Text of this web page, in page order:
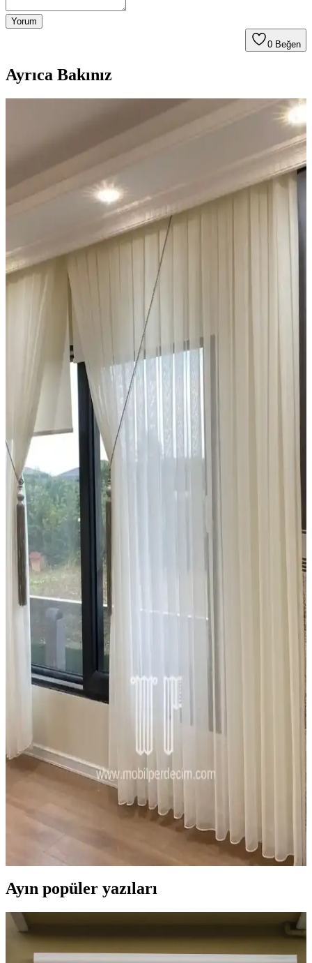
Yorum
0 Beğen
Ayrıca Bakınız
Ucuz Tül Seçenekleri ve Kullanım İpuçları Ev ve
Uygun fiyatlı tüller, çeşitli renk ve doku seçenekleriyle
dekorasyonda estetik ve fonksiyonel çözümler sunar. Kalite ve
bakım ipuçlarıyla uzun ömürlü kullanım sağlar.
İkea Desenli Rulo Perdeler: Estetik ve
Fonksiyonelliği Bir Arada Sunan Çözümler
İkea desenli rulo perdeler, çeşitli desen ve renk seçenekleriyle estetik
ve fonksiyonellik sunar. Dayanıklı malzemeleri ve kolay
mekanizmasıyla iç mekan dekorasyonunuza pratik çözümler getirir.
Pencere Perde Sistemlerinde Montaj Derinliği ve
Estetik Seçeneklerin Önemi
Pencere kasası derinliği, perde ve panjur montajında kritik rol oynar.
İç ve dış montaj seçenekleri, yüzey özellikleri ve panjur kalınlığı
estetik ve işlevsellik açısından değerlendirilir.
Estetik ve İşlevsel Modern Perde Modelleriyle
Mekânlarınızı Geliştirin
Perdeler, estetik ve fonksiyonelliği bir arada sunan modern
tasarımlarla iç mekanların vazgeçilmez unsurlarıdır. Çeşitli malzeme
ve modellerle her mekâna uygun çözümler bulunabilir.
Yatak Odası Dekorasyonunda Konfor ve Estetiği
Artıran Ürünler ve Seçenekler
Yatak odası dekorasyonunda ergonomik yataklar, yumuşak yastıklar
ve şık örtülerle uyku kalitenizi yükseltin, odanızı kişisel tarzınıza
uygun hale getirin.
Bebek Odası Güvenliği İçin Halı ve Perde Seçimi
Rehberi
Bebek odası için güvenli ve sağlıklı halı ile perde seçimi, malzeme
kalitesi ve tasarım detaylarıyla çocuk sağlığını koruma altına alır.
Doğru seçimler ve düzenli bakım önemlidir.
Jüt Perdeler: Doğal ve Dayanıklı Dekorasyon
Seçenekleri İçin Kapsamlı Rehber
Jüt perdeler, doğal malzemeleri ve dayanıklılıklarıyla iç ve dış
mekanlara sıcaklık katan sürdürülebilir dekorasyon ürünleridir.
Farklı modelleri ve bakım ipuçlarıyla yaşam alanlarınızı
güzelleştirin.
Ev Dekorasyonunda Tül Perdeler: Şıklık ve
Fonksiyonellik Bir Arada
Tül perdeler, hafif ve şeffaf yapılarıyla mekanlara ferahlık ve zarafet
katar, renk uyumu ve bakım ipuçlarıyla ev dekorasyonunu tamamlar.
Ayın popüler yazıları